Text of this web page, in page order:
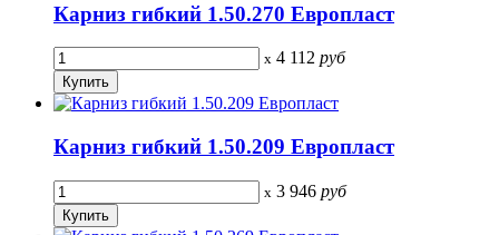
Карниз гибкий 1.50.270 Европласт
x 4 112 руб
Карниз гибкий 1.50.209 Европласт
x 3 946 руб